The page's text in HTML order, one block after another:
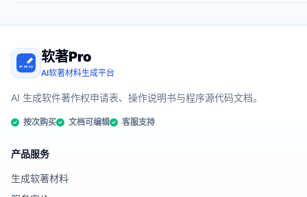
软著Pro
AI软著材料生成平台
AI 生成软件著作权申请表、操作说明书与程序源代码文档。
按次购买 文档可编辑 客服支持
产品服务
生成软著材料